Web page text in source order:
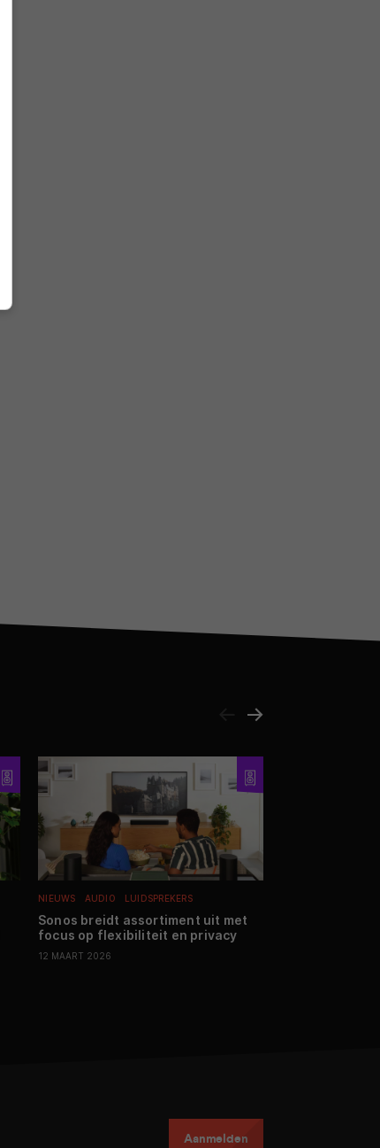
NIEUWS AUDIO LUIDSPREKERS
Sonos breidt assortiment uit met
focus op flexibiliteit en privacy
12 MAART 2026
Aanmelden